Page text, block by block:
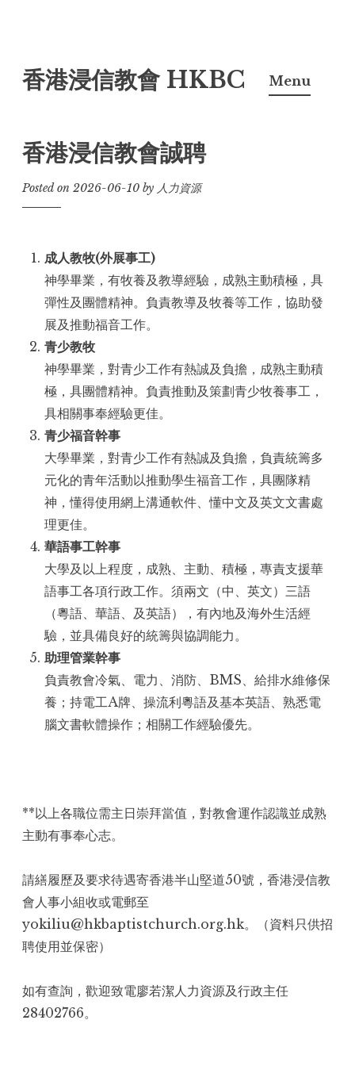
to
香港浸信教會 HKBC Menu
香港浸信教會誠聘
Posted on 2026-06-10 by 人力資源
成人教牧(外展事工)
神學畢業，有牧養及教導經驗，成熟主動積極，具
彈性及團體精神。負責教導及牧養等工作，協助發
展及推動福音工作。
青少教牧
神學畢業，對青少工作有熱誠及負擔，成熟主動積
極，具團體精神。負責推動及策劃青少牧養事工，
具相關事奉經驗更佳。
青少福音幹事
大學畢業，對青少工作有熱誠及負擔，負責統籌多
元化的青年活動以推動學生福音工作，具團隊精
神，懂得使用網上溝通軟件、懂中文及英文文書處
理更佳。
華語事工幹事
大學及以上程度，成熟、主動、積極，專責支援華
語事工各項行政工作。須兩文（中、英文）三語
（粵語、華語、及英語），有內地及海外生活經
驗，並具備良好的統籌與協調能力。
助理管業幹事
負責教會冷氣、電力、消防、BMS、給排水維修保
養；持電工A牌、操流利粵語及基本英語、熟悉電
腦文書軟體操作；相關工作經驗優先。
**以上各職位需主日崇拜當值，對教會運作認識並成熟
主動有事奉心志。
請繕履歷及要求待遇寄香港半山堅道50號，香港浸信教
會人事小組收或電郵至
yokiliu@hkbaptistchurch.org.hk。（資料只供招
聘使用並保密）
如有查詢，歡迎致電廖若潔人力資源及行政主任
28402766。